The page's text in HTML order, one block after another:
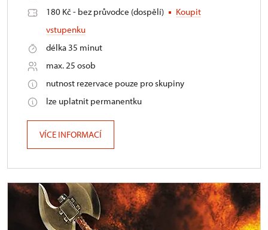
180 Kč - bez průvodce (dospělí)
Koupit
vstupenku
délka 35 minut
max. 25 osob
nutnost rezervace pouze pro skupiny
lze uplatnit permanentku
VÍCE INFORMACÍ